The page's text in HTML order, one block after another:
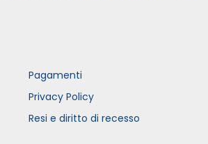
Pagamenti
Privacy Policy
Resi e diritto di recesso